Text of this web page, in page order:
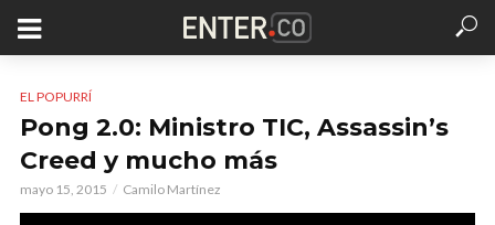
EL POPURRÍ
Pong 2.0: Ministro TIC, Assassin’s
Creed y mucho más
mayo 15, 2015 Camilo Martínez